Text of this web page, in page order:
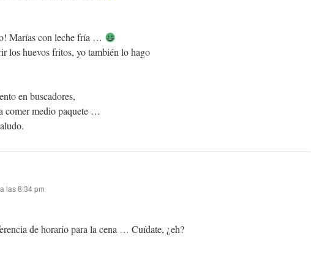
Marías con leche fría …
los huevos fritos, yo también lo hago
en buscadores,
comer medio paquete …
las 8:34 pm
de horario para la cena … Cuídate, ¿eh?